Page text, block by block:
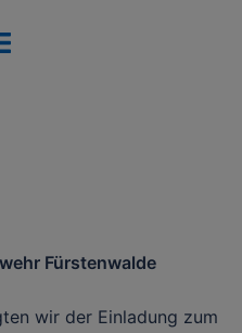
Fürstenwalde
wir der Einladung zum